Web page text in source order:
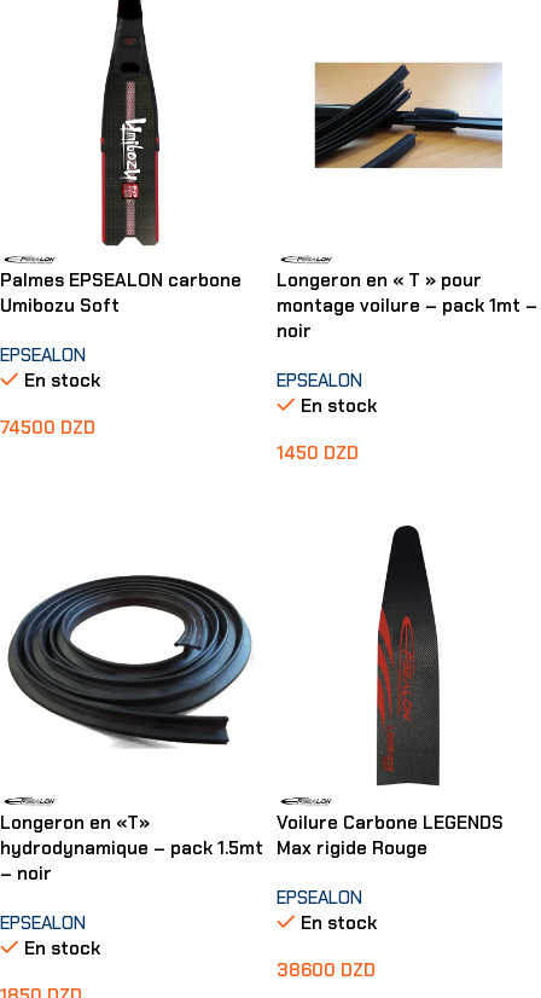
Palmes EPSEALON carbone
Umibozu Soft
EPSEALON
En stock
74500 DZD
Longeron en « T » pour
montage voilure – pack 1mt –
noir
EPSEALON
En stock
1450 DZD
Longeron en «T»
hydrodynamique – pack 1.5mt
– noir
EPSEALON
En stock
Voilure Carbone LEGENDS
Max rigide Rouge
EPSEALON
En stock
38600 DZD